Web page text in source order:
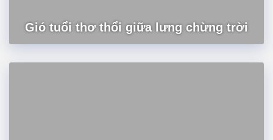
Gió tuổi thơ thổi giữa lưng chừng trời